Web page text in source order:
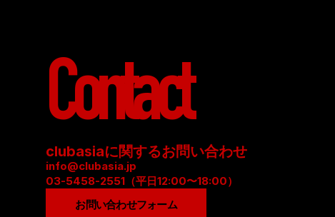
Contact
clubasiaに関するお問い合わせ
info@clubasia.jp
03-5458-2551（平日12:00〜18:00）
お問い合わせフォーム